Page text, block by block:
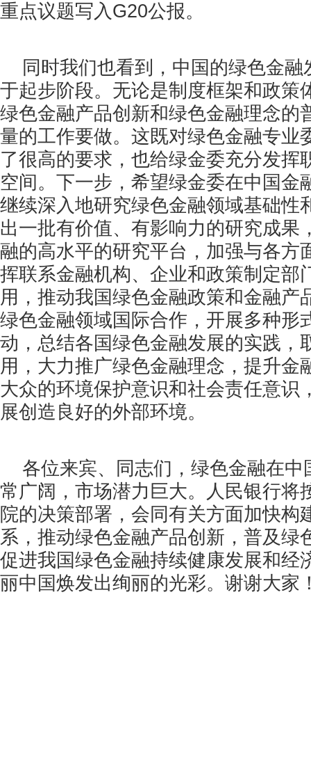
重点议题写入G20公报。
同时我们也看到，中国的绿色金融
于起步阶段。无论是制度框架和政策
绿色金融产品创新和绿色金融理念的
量的工作要做。这既对绿色金融专业
了很高的要求，也给绿金委充分发挥
空间。下一步，希望绿金委在中国金
继续深入地研究绿色金融领域基础性
出一批有价值、有影响力的研究成果
融的高水平的研究平台，加强与各方
挥联系金融机构、企业和政策制定部
用，推动我国绿色金融政策和金融产
绿色金融领域国际合作，开展多种形
动，总结各国绿色金融发展的实践，
用，大力推广绿色金融理念，提升金
大众的环境保护意识和社会责任意识
展创造良好的外部环境。
各位来宾、同志们，绿色金融在中
常广阔，市场潜力巨大。人民银行将
院的决策部署，会同有关方面加快构
系，推动绿色金融产品创新，普及绿
促进我国绿色金融持续健康发展和经
丽中国焕发出绚丽的光彩。谢谢大家